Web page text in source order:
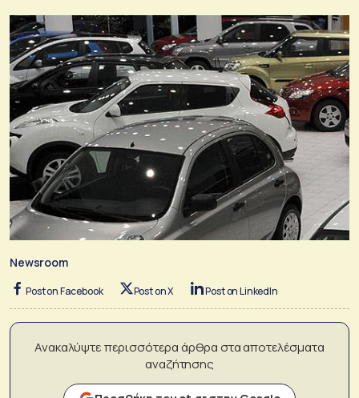
Newsroom
Post on Facebook Post on X Post on LinkedIn
Ανακαλύψτε περισσότερα άρθρα στα αποτελέσματα
αναζήτησης